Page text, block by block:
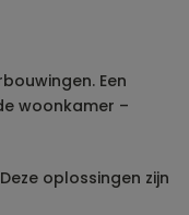
Een
woonkamer –
oplossingen zijn